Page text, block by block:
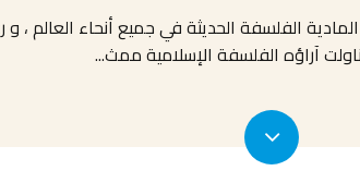
الفلسفة الحديثة في جميع أنحاء العالم ،
آراؤه الفلسفة الإسلامية ممث...